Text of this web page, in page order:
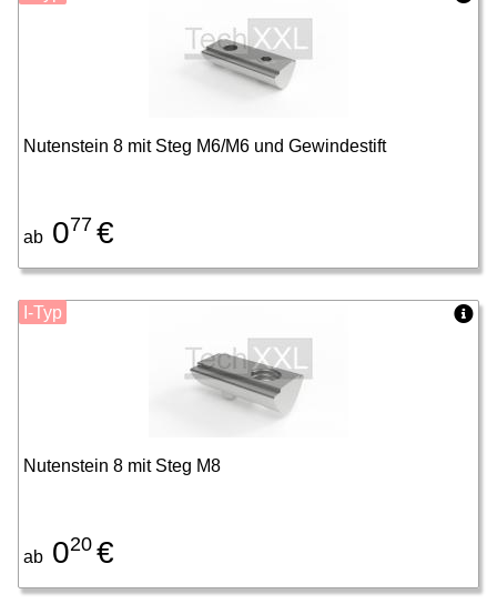
Nutenstein 8 mit Steg M6/M6 und Gewindestift
ab 077 €
Nutenstein 8 mit Steg M8
ab 020 €
I-Typ